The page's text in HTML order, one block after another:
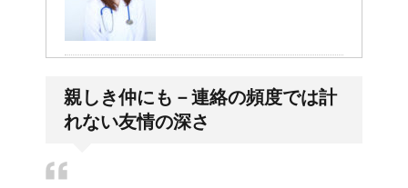
『優』の位置づけは？
親しき仲にも－連絡の頻度では計
れない友情の深さ